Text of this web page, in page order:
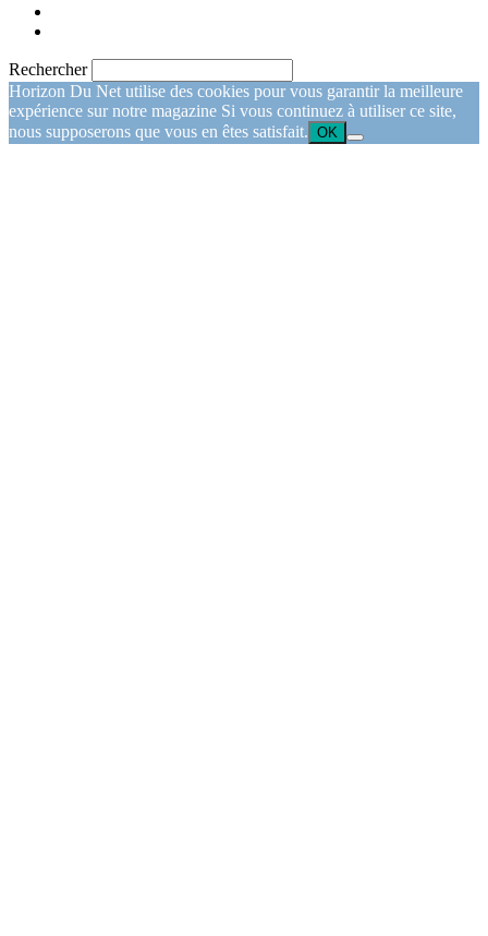
Rechercher
Horizon Du Net utilise des cookies pour vous garantir la meilleure
expérience sur notre magazine Si vous continuez à utiliser ce site,
nous supposerons que vous en êtes satisfait. OK